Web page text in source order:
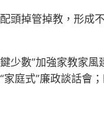
頭掉管掉教，形成
少數”加強家教家
庭式”廉政談話會